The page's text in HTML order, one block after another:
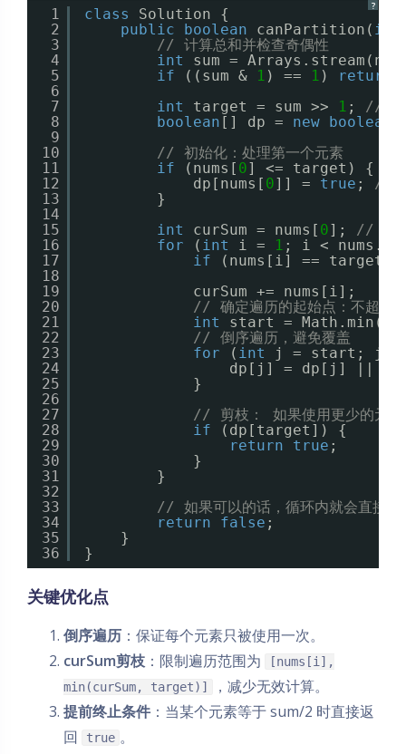
?
1
2
3
4
5
6
7
8
9
10
11
12
13
14
15
16
17
18
19
20
21
22
23
24
25
26
27
28
29
30
31
32
33
34
35
36
class
Solution {
public
boolean canPartition( int
// 计算总和并检查奇偶性
int
sum =
if
((sum & 1 ) == 1 ) return
int
target = sum >> 1 ; // 目
boolean [] dp = new boolean
// 初始化：处理第一个元素
if
(nums[ 0] <= target) {
dp[nums[ 0]] = true ; //
}
int
curSum = nums[ 0]; // 记录
for
( int i = 1 ; i <
if
(nums[i] == target)
curSum += nums[i];
// 确定遍历的起始点：不超过
int
start =
// 倒序遍历，避免覆盖
for
( int
j = start; j
dp[j] = dp[j] ||
}
// 剪枝： 如果使用更少的元素
if
(dp[target]) {
return
true ;
}
}
// 如果可以的话，循环内就会直接
return
false ;
}
}
关键优化点
倒序遍历 ：保证每个元素只被使用一次。
curSum剪枝 ：限制遍历范围为
[nums[i],
min(curSum, target)]
，减少无效计算。
提前终止条件 ：当某个元素等于 sum/2 时直接返
回
true 。